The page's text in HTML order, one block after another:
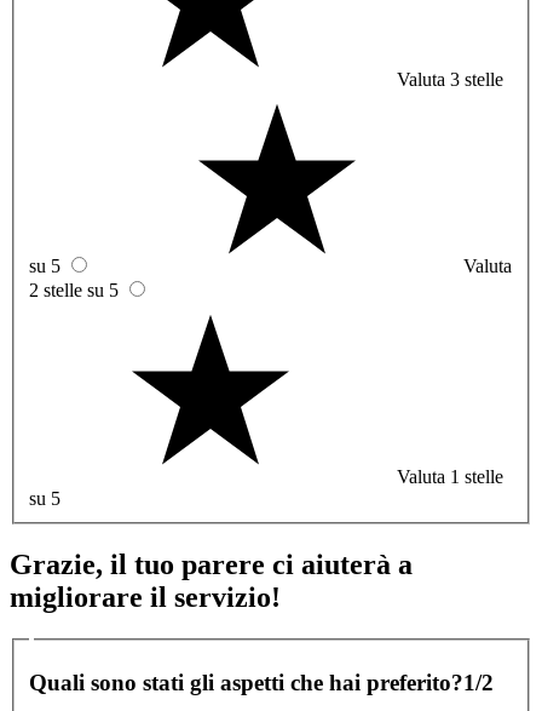
Valuta 3 stelle
su 5
Valuta
2 stelle su 5
Valuta 1 stelle
su 5
Grazie, il tuo parere ci aiuterà a
migliorare il servizio!
Quali sono stati gli aspetti che hai preferito?1/2